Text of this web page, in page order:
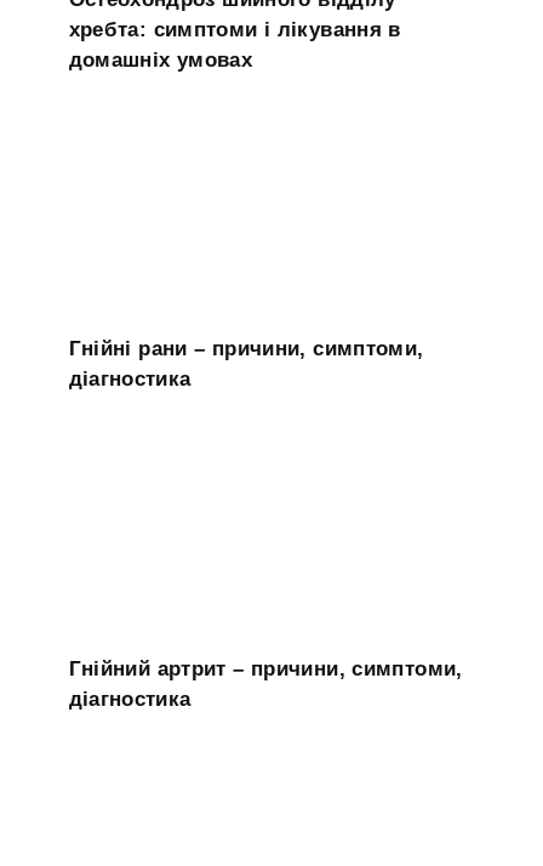
хребта: симптоми і лікування в
домашніх умовах
Гнійні рани – причини, симптоми,
діагностика
Гнійний артрит – причини, симптоми,
діагностика